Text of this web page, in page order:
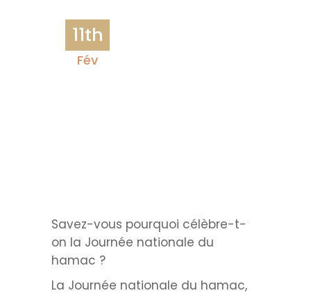
11th
Fév
Savez-vous pourquoi célèbre-t-
on la Journée nationale du
hamac ?
La Journée nationale du hamac,